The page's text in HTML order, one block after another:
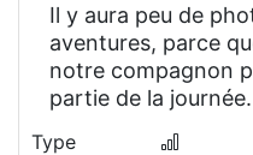
Il y aura peu de
aventures, parce
notre compagnon
partie de la journée.
Type